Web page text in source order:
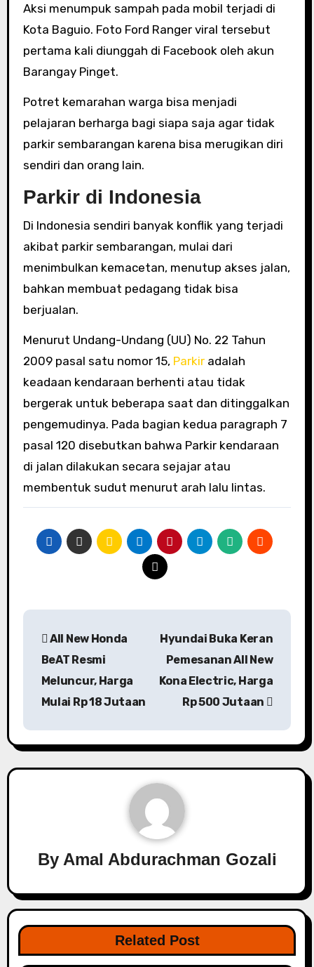
Aksi menumpuk sampah pada mobil terjadi di
Kota Baguio. Foto Ford Ranger viral tersebut
pertama kali diunggah di Facebook oleh akun
Barangay Pinget.
Potret kemarahan warga bisa menjadi
pelajaran berharga bagi siapa saja agar tidak
parkir sembarangan karena bisa merugikan diri
sendiri dan orang lain.
Parkir di Indonesia
Di Indonesia sendiri banyak konflik yang terjadi
akibat parkir sembarangan, mulai dari
menimbulkan kemacetan, menutup akses jalan,
bahkan membuat pedagang tidak bisa
berjualan.
Menurut Undang-Undang (UU) No. 22 Tahun
2009 pasal satu nomor 15, Parkiradalah
keadaan kendaraan berhenti atau tidak
bergerak untuk beberapa saat dan ditinggalkan
pengemudinya. Pada bagian kedua paragraph 7
pasal 120 disebutkan bahwa Parkir kendaraan
di jalan dilakukan secara sejajar atau
membentuk sudut menurut arah lalu lintas.
Navigasi
pos
All New Honda
BeAT Resmi
Meluncur, Harga
Mulai Rp 18 Jutaan
Hyundai Buka Keran
Pemesanan All New
Kona Electric, Harga
Rp 500 Jutaan
By Amal Abdurachman Gozali
Related Post